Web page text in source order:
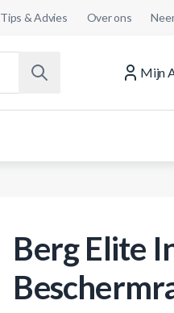
Tips & Advies Over ons
Mijn
Berg Elite